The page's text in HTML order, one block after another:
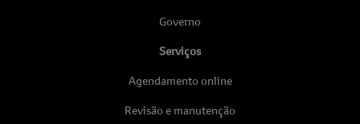
Governo
Serviços
Agendamento online
Revisão e manutenção